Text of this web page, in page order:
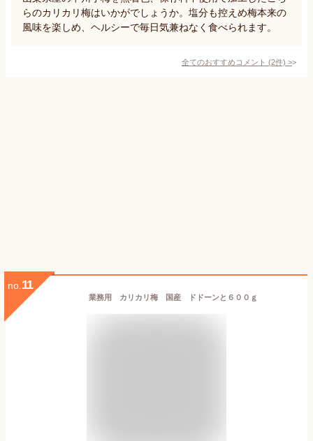
らのカリカリ梅はいかがでしょうか。塩分も控えめ梅本来の
風味を楽しめ、ヘルシーで毎日気兼ねなく食べられます。
全てのおすすめコメント (2件) >
no. 11
業務用 カリカリ梅 国産 ドドーンと６００ｇ